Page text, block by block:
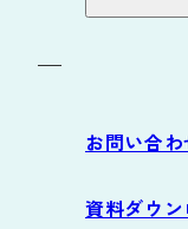
サポート
よくある
お問い合わ
資料ダウン